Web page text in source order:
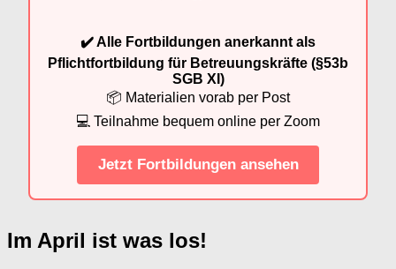
✔️ Alle Fortbildungen anerkannt als
Pflichtfortbildung für Betreuungskräfte (§53b
SGB XI)
📦 Materialien vorab per Post
💻 Teilnahme bequem online per Zoom
Jetzt Fortbildungen ansehen
Im April ist was los!